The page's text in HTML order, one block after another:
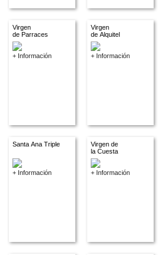
Virgen
de Parraces
+ Información
Virgen
de Alquitel
+ Información
Santa Ana Triple
+ Información
Virgen de
la Cuesta
+ Información